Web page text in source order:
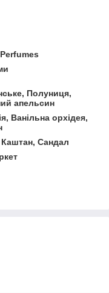
Полуниця,
апельсин
Ванільна орхідея,
Сандал